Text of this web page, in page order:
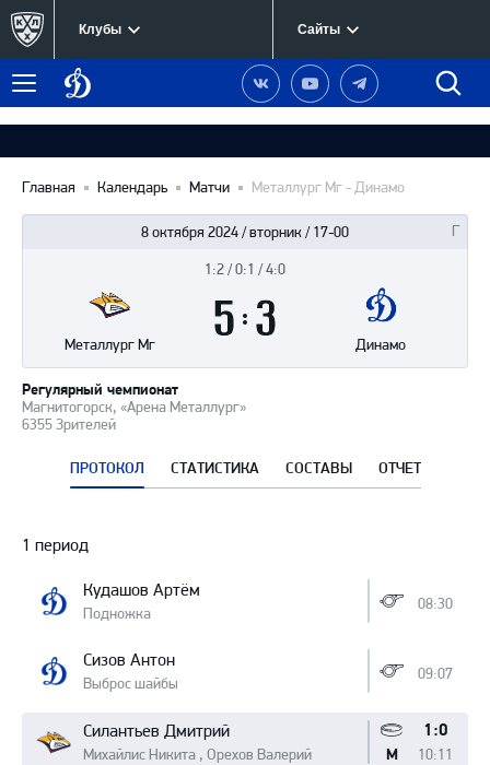
Клубы Сайты
Меню
Динамо
Москва
Наша
группа
Вконтакте
Наш
канал
YouTube
Наш
канал
Telegram
Главная Календарь Матчи Металлург Мг - Динамо
8 октября 2024 / вторник / 17-00
Магнитогорск, «Арена Металлург»
6355 Зрителей
Регулярный чемпионат
матча
1:2 / 0:1 / 4:0
Металлург Мг Динамо
ПРОТОКОЛ СТАТИСТИКА СОСТАВЫ ОТЧЕТ
Протокол
1 период
Кудашов Артём
Подножка
08:30
Сизов Антон
Выброс шайбы
09:07
Силантьев Дмитрий
Михайлис Никита , Орехов Валерий
1:0
10:11
М